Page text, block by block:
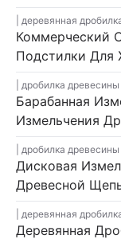
деревянная
Коммерческий
Подстилки Для
дробилка древесины
Барабанная
Измельчения
дробилка древесины
Дисковая
Древесной
деревянная
Деревянная